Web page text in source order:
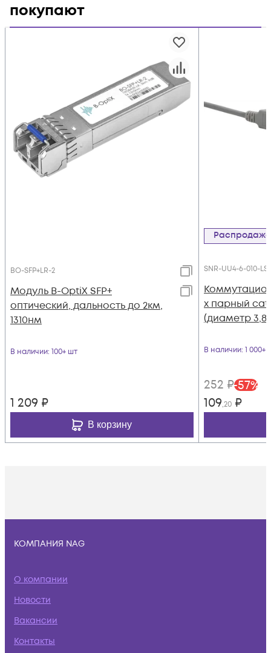
покупают
BO-SFP+LR-2
Модуль B-OptiX SFP+
оптический, дальность до 2км,
1310нм
В наличии: 100+ шт
1 209 ₽
В корзину
Распродажа
SNR-UU4-6-010-
х парный
(диаметр
В наличии: 1 000+
252 ₽-57%
109,20 ₽
КОМПАНИЯ NAG
О компании
Новости
Вакансии
Контакты